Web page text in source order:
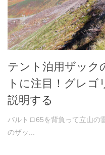
テント泊用ザック
トに注目！グレ
説明する
バルトロ65を背負って立山の
のザッ...